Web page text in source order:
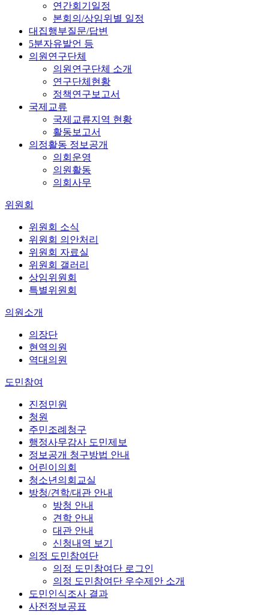
연간회기일정
본회의/상임위별 일정
대집행부질문/답변
5분자유발언 등
의원연구단체
의원연구단체 소개
연구단체현황
정책연구보고서
국제교류
국제교류지역 현황
활동보고서
의정활동 정보공개
의회운영
의원활동
의회사무
위원회
위원회 소식
위원회 의안처리
위원회 자료실
위원회 갤러리
상임위원회
특별위원회
의원소개
의장단
현역의원
역대의원
도민참여
진정민원
청원
주민조례청구
행정사무감사 도민제보
정보공개 청구방법 안내
어린이의회
청소년의회교실
방청/견학/대관 안내
방청 안내
견학 안내
대관 안내
신청내역 보기
의정 도민참여단
의정 도민참여단 로그인
의정 도민참여단 우수제안 소개
도민인식조사 결과
사전정보공표